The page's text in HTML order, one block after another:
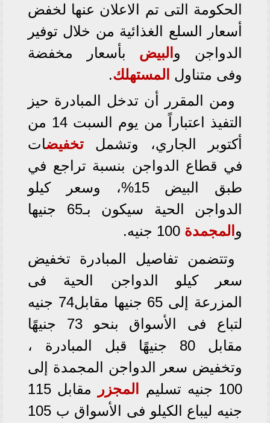
الحكومة التى تم الاعلان عنها لخفض
أسعار السلع الغذائية من خلال توفير
الدواجن و البيض بأسعار مخفضة
وفى متناول المستهلك.
ومن المقرر أن تدخل المبادرة حيز
التفيذ اعتباراً من يوم السبت 14 من
أكتوبر الجاري، وتشمل تخفيضات
في قطاع الدواجن بنسبة تراجع في
طبق البيض 15%، وسعر كيلو
الدواجن الحية سيكون بـ65 جنيها
و المجمدة
وتتضمن تفاصيل المبادرة تخفيض
سعر كيلو الدواجن الحية فى
المزرعة إلى 65 جنيها مقابل74 جنيه
لتباع فى الأسواق بنحو 73 جنيهًا
مقابل 80 جنيهًا قبل المبادرة ،
وتخفيض سعر الدواجن المجمدة إلى
100 جنيه تسليم
المجزر
مقابل 115
جنيه ليباع الكيلو فى الأسواق ب 105